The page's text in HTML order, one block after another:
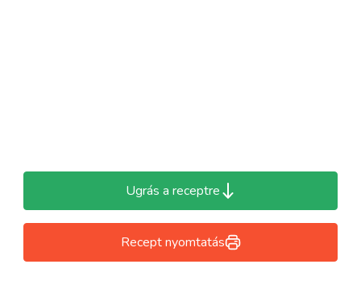
Ugrás a receptre
Recept nyomtatás